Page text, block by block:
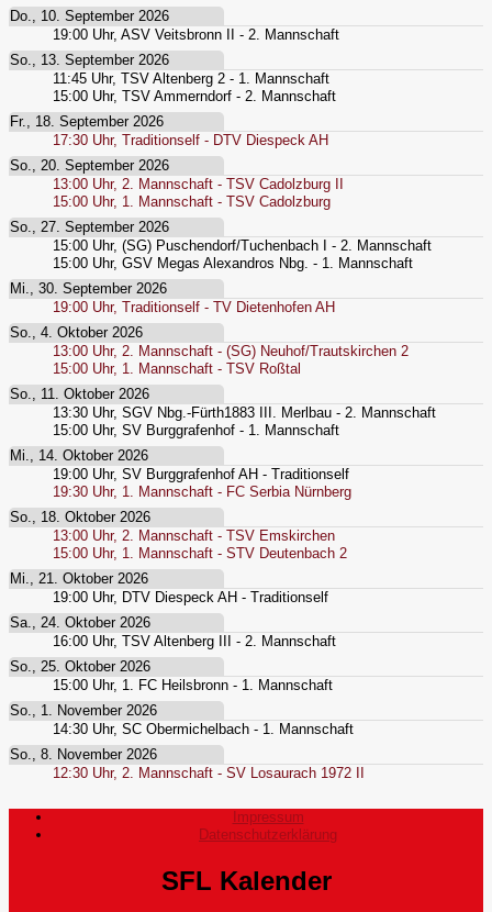
Do., 10. September 2026
19:00 Uhr, ASV Veitsbronn II - 2. Mannschaft
So., 13. September 2026
11:45 Uhr, TSV Altenberg 2 - 1. Mannschaft
15:00 Uhr, TSV Ammerndorf - 2. Mannschaft
Fr., 18. September 2026
17:30 Uhr, Traditionself - DTV Diespeck AH
So., 20. September 2026
13:00 Uhr, 2. Mannschaft - TSV Cadolzburg II
15:00 Uhr, 1. Mannschaft - TSV Cadolzburg
So., 27. September 2026
15:00 Uhr, (SG) Puschendorf/Tuchenbach I - 2. Mannschaft
15:00 Uhr, GSV Megas Alexandros Nbg. - 1. Mannschaft
Mi., 30. September 2026
19:00 Uhr, Traditionself - TV Dietenhofen AH
So., 4. Oktober 2026
13:00 Uhr, 2. Mannschaft - (SG) Neuhof/Trautskirchen 2
15:00 Uhr, 1. Mannschaft - TSV Roßtal
So., 11. Oktober 2026
13:30 Uhr, SGV Nbg.-Fürth1883 III. Merlbau - 2. Mannschaft
15:00 Uhr, SV Burggrafenhof - 1. Mannschaft
Mi., 14. Oktober 2026
19:00 Uhr, SV Burggrafenhof AH - Traditionself
19:30 Uhr, 1. Mannschaft - FC Serbia Nürnberg
So., 18. Oktober 2026
13:00 Uhr, 2. Mannschaft - TSV Emskirchen
15:00 Uhr, 1. Mannschaft - STV Deutenbach 2
Mi., 21. Oktober 2026
19:00 Uhr, DTV Diespeck AH - Traditionself
Sa., 24. Oktober 2026
16:00 Uhr, TSV Altenberg III - 2. Mannschaft
So., 25. Oktober 2026
15:00 Uhr, 1. FC Heilsbronn - 1. Mannschaft
So., 1. November 2026
14:30 Uhr, SC Obermichelbach - 1. Mannschaft
So., 8. November 2026
12:30 Uhr, 2. Mannschaft - SV Losaurach 1972 II
Impressum
Datenschutzerklärung
SFL Kalender